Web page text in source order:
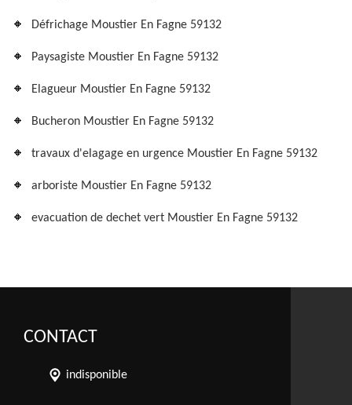
Défrichage Moustier En Fagne 59132
Paysagiste Moustier En Fagne 59132
Elagueur Moustier En Fagne 59132
Bucheron Moustier En Fagne 59132
travaux d'elagage en urgence Moustier En Fagne 59132
arboriste Moustier En Fagne 59132
evacuation de dechet vert Moustier En Fagne 59132
CONTACT
indisponible